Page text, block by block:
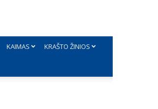
KAIMAS KRAŠTO ŽINIOS